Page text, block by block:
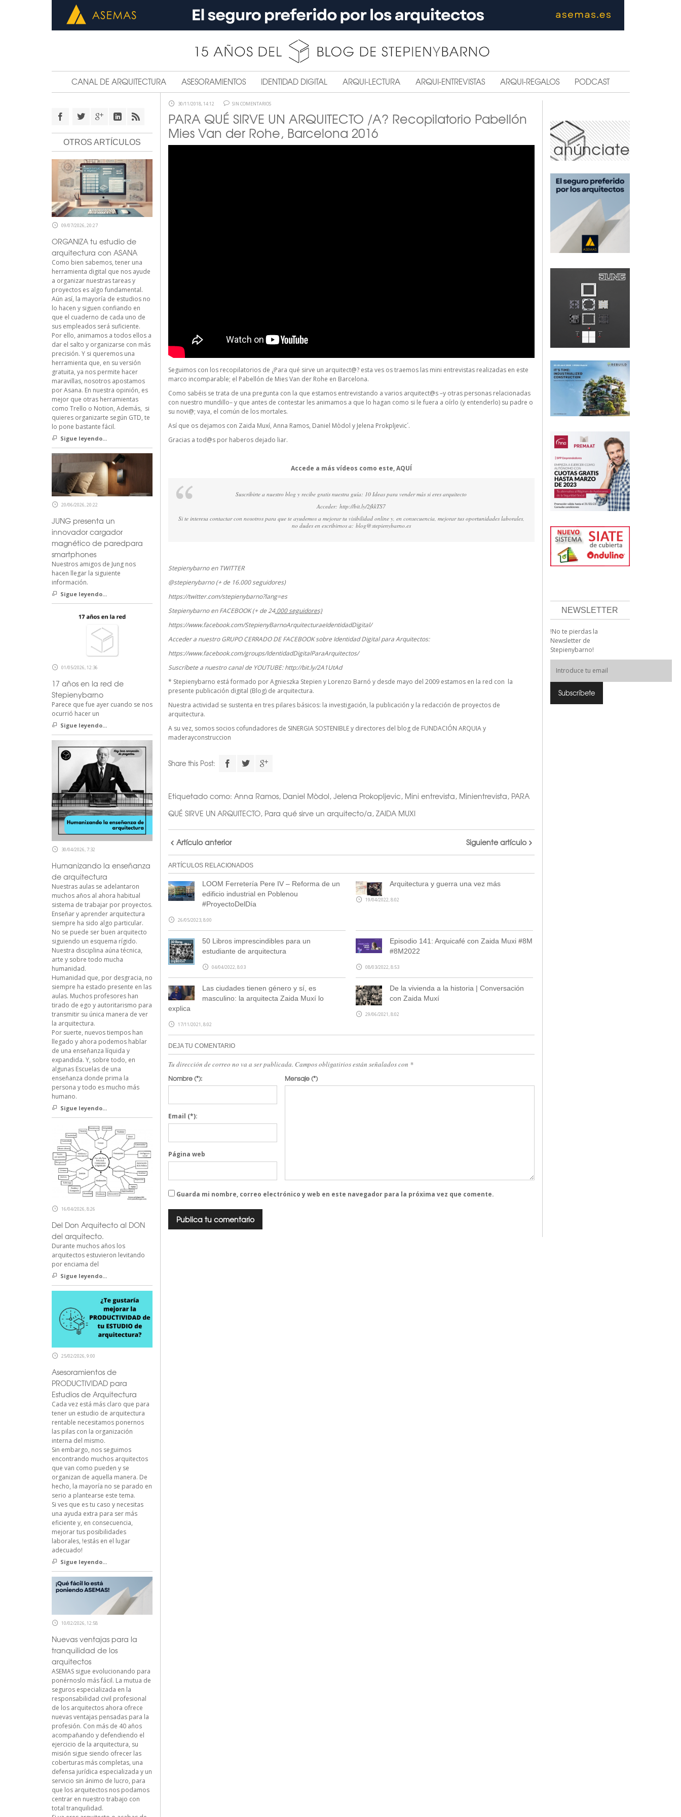
CANAL DE ARQUITECTURA ASESORAMIENTOS IDENTIDAD DIGITAL ARQUI-LECTURA ARQUI-ENTREVISTAS ARQUI-REGALOS PODCAST
30/11/2018, 14:12 SIN COMENTARIOS
PARA QUÉ SIRVE UN ARQUITECTO /A? Recopilatorio Pabellón
Mies Van der Rohe, Barcelona 2016
Seguimos con los recopilatorios de ¿Para qué sirve un arquitect@? esta ves os traemos las mini entrevistas realizadas en este
marco incomparable; el Pabellón de Mies Van der Rohe en Barcelona.
Como sabéis se trata de una pregunta con la que estamos entrevistando a varios arquitect@s –y otras personas relacionadas
con nuestro mundillo– y que antes de contestar les animamos a que lo hagan como si le fuera a oírlo (y entenderlo) su padre o
su novi@; vaya, el común de los mortales.
Así que os dejamos con Zaida Muxí, Anna Ramos, Daniel Mòdol y Jelena Prokpljevic´.
Gracias a tod@s por haberos dejado liar.
Accede a más vídeos como este,AQUÍ
Suscribirte a nuestro blog y recibe gratis nuestra guía: 10 Ideas para vender más si eres arquitecto
Acceder: http://bit.ly/2fkkTS7
Si te interesa contactar con nosotros para que te ayudemos a mejorar tu visibilidad online y, en consecuencia, mejorar tus oportunidades laborales,
no dudes en escribirnos a: blog@stepienybarno.es
Stepienybarno en TWITTER
@stepienybarno (+ de 16.000 seguidores)
https://twitter.com/stepienybarno?lang=es
Stepienybarno en FACEBOOK (+ de 24.000 seguidores)
https://www.facebook.com/StepienyBarnoArquitecturaeIdentidadDigital/
Acceder a nuestro GRUPO CERRADO DE FACEBOOK sobre Identidad Digital para Arquitectos:
https://www.facebook.com/groups/IdentidadDigitalParaArquitectos/
Suscríbete a nuestro canal de YOUTUBE:http://bit.ly/2A1UtAd
* Stepienybarno está formado por Agnieszka Stepien y Lorenzo Barnó y desde mayo del 2009 estamos en la red con la
presente publicación digital (Blog) de arquitectura.
Nuestra actividad se sustenta en tres pilares básicos: la investigación, la publicación y la redacción de proyectos de
arquitectura.
A su vez, somos socios cofundadores de SINERGIA SOSTENIBLEy directores del blog de FUNDACIÓN ARQUIA y
maderayconstruccion
Share this Post:
Etiquetado como: Anna Ramos, Daniel Mòdol, Jelena Prokopljevic, Mini entrevista, Minientrevista, PARA
QUÉ SIRVE UN ARQUITECTO, Para qué sirve un arquitecto/a, ZAIDA MUXI
Artículo anterior Siguiente artículo
ARTÍCULOS RELACIONADOS
LOOM Ferretería Pere IV – Reforma de un
edificio industrial en Poblenou
#ProyectoDelDía
26/05/2023, 8:00
Arquitectura y guerra una vez más
19/04/2022, 8:02
50 Libros imprescindibles para un
estudiante de arquitectura
04/04/2022, 8:03
Episodio 141: Arquicafé con Zaida Muxi #8M
#8M2022
08/03/2022, 8:53
Las ciudades tienen género y sí, es
masculino: la arquitecta Zaida Muxí lo
explica
17/11/2021, 8:02
De la vivienda a la historia | Conversación
con Zaida Muxí
29/06/2021, 8:02
DEJA TU COMENTARIO
Tu dirección de correo no va a ser publicada. Campos obligatirios están señalados con *
Mensaje(*)
Nombre(*):
Email (*):
Página web
Guarda mi nombre, correo electrónico y web en este navegador para la próxima vez que comente.
NEWSLETTER
!No te pierdas la
Newsletter de
Stepienybarno!
OTROS ARTÍCULOS
09/07/2026, 20:27
ORGANIZA tu estudio de
arquitectura con ASANA
Como bien sabemos, tener una
herramienta digital que nos ayude
a organizar nuestras tareas y
proyectos es algo fundamental.
Aún así, la mayoría de estudios no
lo hacen y siguen confiando en
que el cuaderno de cada uno de
sus empleados será suficiente.
Por ello, animamos a todos ellos a
dar el salto y organizarse con más
precisión. Y si queremos una
herramienta que, en su versión
gratuita, ya nos permite hacer
maravillas, nosotros apostamos
por Asana. En nuestra opinión, es
mejor que otras herramientas
como Trello o Notion, Además, si
quieres organizarte según GTD, te
lo pone bastante fácil.
Sigue leyendo...
20/06/2026, 20:22
JUNG presenta un
innovador cargador
magnético de paredpara
smartphones
Nuestros amigos de Jung nos
hacen llegar la siguiente
información.
Sigue leyendo...
01/05/2026, 12:36
17 años en la red de
Stepienybarno
Parece que fue ayer cuando se nos
ocurrió hacer un
Sigue leyendo...
30/04/2026, 7:32
Humanizando la enseñanza
de arquitectura
Nuestras aulas se adelantaron
muchos años al ahora habitual
sistema de trabajar por proyectos.
Enseñar y aprender arquitectura
siempre ha sido algo particular.
No se puede ser buen arquitecto
siguiendo un esquema rígido.
Nuestra disciplina aúna técnica,
arte y sobre todo mucha
humanidad.
Humanidad que, por desgracia, no
siempre ha estado presente en las
aulas. Muchos profesores han
tirado de ego y autoritarismo para
transmitir su única manera de ver
la arquitectura.
Por suerte, nuevos tiempos han
llegado y ahora podemos hablar
de una enseñanza líquida y
expandida. Y, sobre todo, en
algunas Escuelas de una
enseñanza donde prima la
persona y todo es mucho más
humano.
Sigue leyendo...
16/04/2026, 8:26
Del Don Arquitecto al DON
del arquitecto.
Durante muchos años los
arquitectos estuvieron levitando
por enciama del
Sigue leyendo...
25/02/2026, 9:00
Asesoramientos de
PRODUCTIVIDAD para
Estudios de Arquitectura
Cada vez está más claro que para
tener un estudio de arquitectura
rentable necesitamos ponernos
las pilas con la organización
interna del mismo.
Sin embargo, nos seguimos
encontrando muchos arquitectos
que van como pueden y se
organizan de aquella manera. De
hecho, la mayoría no se parado en
serio a plantearse este tema.
Si ves que es tu caso y necesitas
una ayuda extra para ser más
eficiente y, en consecuencia,
mejorar tus posibilidades
laborales, !estás en el lugar
adecuado!
Sigue leyendo...
10/02/2026, 12:58
Nuevas ventajas para la
tranquilidad de los
arquitectos
ASEMAS sigue evolucionando para
ponérnoslo más fácil. La mutua de
seguros especializada en la
responsabilidad civil profesional
de los arquitectos ahora ofrece
nuevas ventajas pensadas para la
profesión. Con más de 40 años
acompañando y defendiendo el
ejercicio de la arquitectura, su
misión sigue siendo ofrecer las
coberturas más completas, una
defensa jurídica especializada y un
servicio sin ánimo de lucro, para
que los arquitectos nos podamos
centrar en nuestro trabajo con
total tranquilidad.